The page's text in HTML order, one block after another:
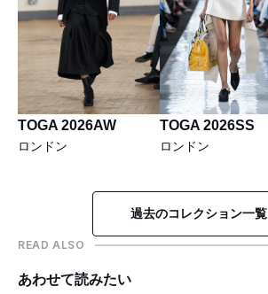
TOGA 2026AW
ロンドン
TOGA 2026SS
ロンドン
過去のコレクション一覧
READ ALSO
あわせて読みたい